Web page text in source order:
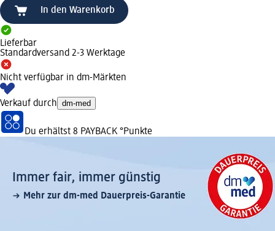
In den Warenkorb
Lieferbar
Standardversand 2-3 Werktage
Nicht verfügbar in dm-Märkten
Verkauf durch dm-med
Du erhältst 8 PAYBACK °Punkte
Immer fair,­ immer günstig
Mehr zur dm-med Dauerpreis-Garantie